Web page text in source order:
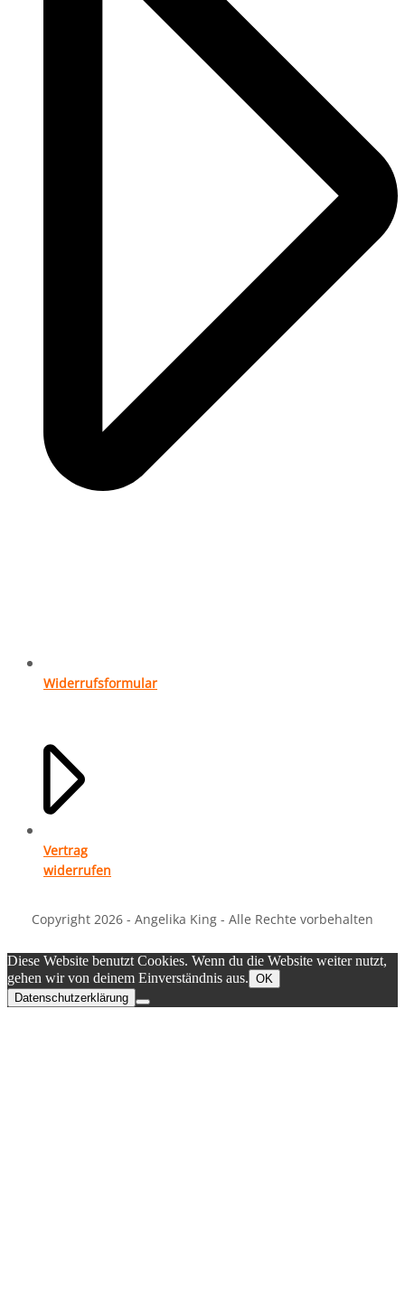
Widerrufsformular
Vertrag
widerrufen
Copyright 2026 - Angelika King - Alle Rechte vorbehalten
Diese Website benutzt Cookies. Wenn du die Website weiter nutzt,
gehen wir von deinem Einverständnis aus. OK
Datenschutzerklärung